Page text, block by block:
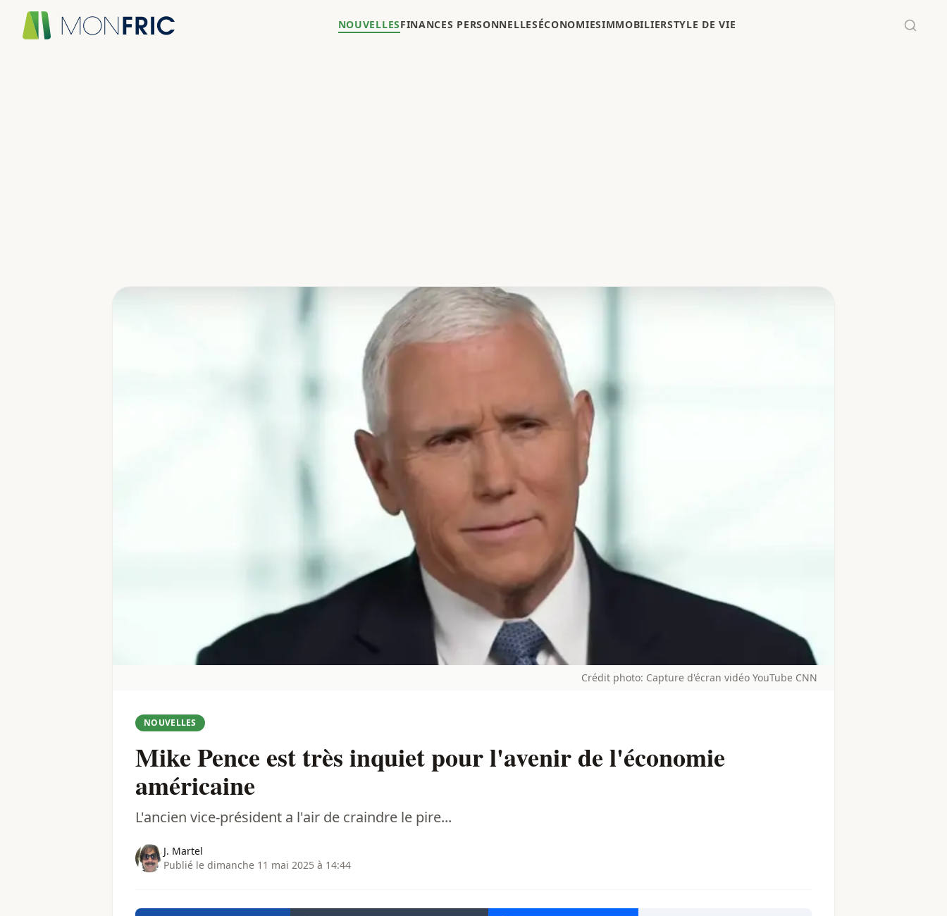
NOUVELLESFINANCES PERSONNELLESÉCONOMIESIMMOBILIERSTYLE DE VIE
Crédit photo: Capture d'écran vidéo YouTube CNN
NOUVELLES
Mike Pence est très inquiet pour l'avenir de l'économie
américaine
L'ancien vice-président a l'air de craindre le pire...
J. Martel
Publié le dimanche 11 mai 2025 à 14:44